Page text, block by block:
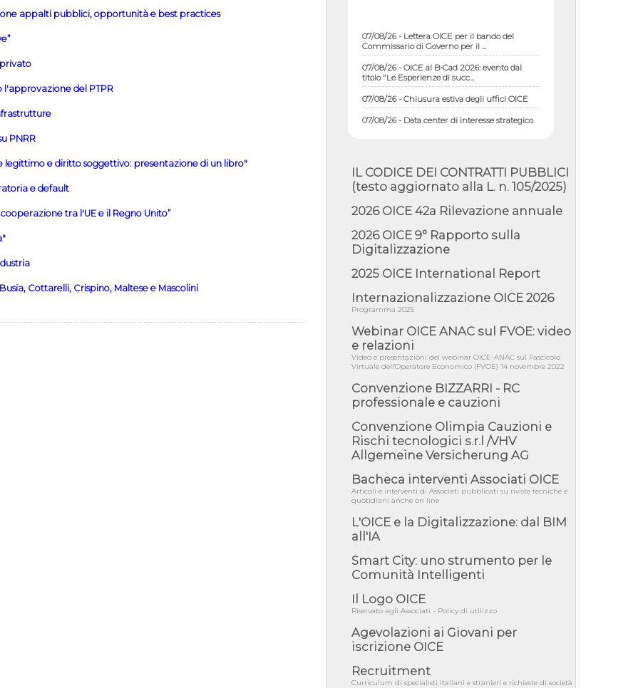
appalti pubblici, opportunità e best practices
del PTPR
PNRR
legittimo e diritto soggettivo: presentazione di un libro"
e default
tra l'UE e il Regno Unito”
Cottarelli, Crispino, Maltese e Mascolini
Commissario di Governo per il ...
07/08/26 - OICE al B-Cad 2026: evento dal
titolo "Le Esperienze di succ...
07/08/26 - Chiusura estiva degli uffici OICE
07/08/26 - Data center di interesse strategico
nazionale; interventi pe...
07/08/26 - Ponte sullo Stretto di Messina:
deliberata la sussistenza di...
07/08/26 - Tunnel Brennero, dal Cipess via
libera al quinto lotto costr...
06/08/26 - Istat, produzione industriale in calo
dell'1% a giugno, su a...
06/08/26 - Dal 3 agosto in vigore l'obbligo di
energie rinnovabili con ...
06/08/26 - DL PA approvato in Cdm:
contributi per riqualificazione sism...
06/08/26 - CdM: approvato il d.lgs. di
adeguamento all’AI Act in mate...
06/08/26 - DDL delegazione europea in Cdm
per recepimento norme UE in m...
05/08/26 - DL Infrastrutture e PNRR è legge:
approvata oggi la fiducia...
05/08/26 - Focus OICE sul DDL di riforma
della responsabilità amminist...
05/08/26 - Anac: pubblicata la Relazione
illustrativa al Bando tipo 2 s...
05/08/26 - SAVE THE DATE: Assemblea
Pubblica Confindustria Professioni ...
05/08/26 - Successo OICE per il bando della
Città metropolitana di Reg...
Giunta Regionale della Campa...
04/08/26 - DL PA: previste cancellazioni da
04/08/26 - International Sustainable
04/08/26 - CdS, project financing: progetto di
fattibilità da impugnar...
04/08/26 - Rapporto Anac corruzione 2020-
2026: procedimenti penali per ...
IL CODICE DEI CONTRATTI PUBBLICI
(testo aggiornato alla L. n. 105/2025)
2026 OICE 42a Rilevazione annuale
2026 OICE 9° Rapporto sulla
Digitalizzazione
2025 OICE International Report
Internazionalizzazione OICE 2026
Programma 2025
Webinar OICE ANAC sul FVOE: video
e relazioni
Video e presentazioni del webinar OICE-ANAC sul Fascicolo
Virtuale dell'Operatore Economico (FVOE) 14 novembre 2022
Convenzione BIZZARRI - RC
professionale e cauzioni
Convenzione Olimpia Cauzioni e
Rischi tecnologici s.r.l /VHV
Allgemeine Versicherung AG
Bacheca interventi Associati OICE
Articoli e interventi di Associati pubblicati su riviste tecniche e
quotidiani anche on line
L'OICE e la Digitalizzazione: dal BIM
all'IA
Smart City: uno strumento per le
Comunità Intelligenti
Il Logo OICE
Riservato agli Associati - Policy di utilizzo
Agevolazioni ai Giovani per
iscrizione OICE
Recruitment
Curriculum di specialisti italiani e stranieri e richieste di società